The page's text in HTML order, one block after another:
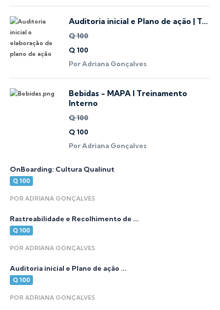
Auditoria inicial e Plano de ação | T...
Q 100
Q 100
Por Adriana Gonçalves
Bebidas - MAPA I Treinamento
Interno
Q 100
Q 100
Por Adriana Gonçalves
OnBoarding: Cultura Qualinut
Q 100
POR ADRIANA GONÇALVES
Rastreabilidade e Recolhimento de ...
Q 100
POR ADRIANA GONÇALVES
Auditoria inicial e Plano de ação ...
Q 100
POR ADRIANA GONÇALVES